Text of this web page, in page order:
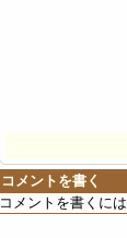
コメントを書く
コメントを書くには